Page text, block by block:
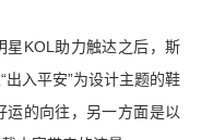
星KOL助力触达之后，斯
入平安”为设计主题的鞋
运的向往，另一方面是以